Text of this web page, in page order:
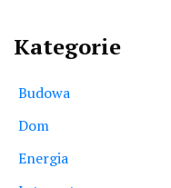
Kategorie
Budowa
Dom
Energia